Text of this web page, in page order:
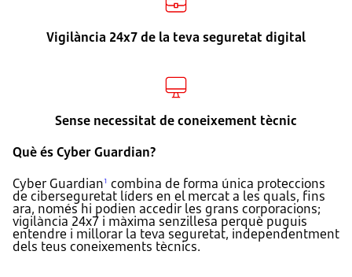
Vigilància 24x7 de la teva seguretat digital
Sense necessitat de coneixement tècnic
Què és Cyber Guardian?
Cyber Guardian1 combina de forma única proteccions
de ciberseguretat líders en el mercat a les quals, fins
ara, només hi podien accedir les grans corporacions;
vigilància 24x7 i màxima senzillesa perquè puguis
entendre i millorar la teva seguretat, independentment
dels teus coneixements tècnics.